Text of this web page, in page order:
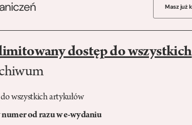
Masz już
dostęp do wszystkich
wszystkich artykułów
od razu w e-wydaniu